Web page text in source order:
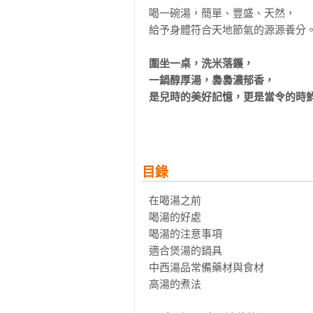
喝一碗湯，簡單、豐盛、天然，
給予身體符合天地節氣的源源養分。
圍坐一桌，洗米落鑊，
一鍋醇厚湯，裊裊濃郁香，
是兒時的美好記憶，更是當令的時
鈴薯濃湯等，是既美味又能清熱祛
秋冬換季，風乾物燥，蘿蔔南北杏
雞湯、蘇格蘭羊肉湯等26道中西湯
一年四季，蛤蜊海鮮巧達湯、清補
隨心所欲享用的15道中西湯品，帶
目錄
在喝湯之前
喝湯的好處
喝湯的注意事項
適合煲湯的鍋具
中西湯品常備藥材與食材
高湯的煮法